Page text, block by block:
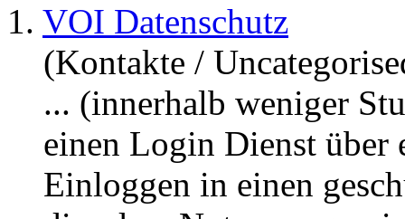
1. VOI Datenschutz
(Kontakte /
... (innerhalb weniger
einen Login Dienst über
Einloggen in einen